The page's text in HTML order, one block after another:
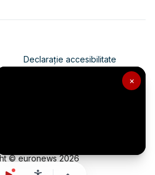
×
Declarație accesibilitate
Politica de confidențialitate
© euronews2026